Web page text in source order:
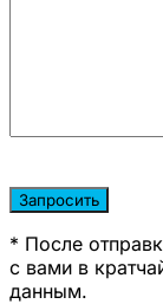
это
поле
пустым.
Запросить
* После
с вами в
данным.